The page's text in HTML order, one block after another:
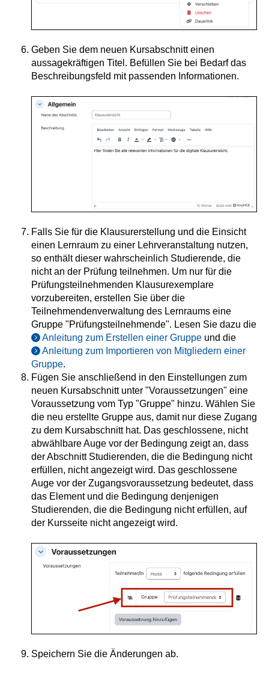
Geben Sie dem neuen Kursabschnitt einen
aussagekräftigen Titel. Befüllen Sie bei Bedarf das
Beschreibungsfeld mit passenden Informationen.
Falls Sie für die Klausurerstellung und die Einsicht
einen Lernraum zu einer Lehrveranstaltung nutzen,
so enthält dieser wahrscheinlich Studierende, die
nicht an der Prüfung teilnehmen. Um nur für die
Prüfungsteilnehmenden Klausurexemplare
vorzubereiten, erstellen Sie über die
Teilnehmendenverwaltung des Lernraums eine
Gruppe "Prüfungsteilnehmende". Lesen Sie dazu die
Anleitung zum Erstellen einer Gruppe und die
Anleitung zum Importieren von Mitgliedern einer
Gruppe.
Fügen Sie anschließend in den Einstellungen zum
neuen Kursabschnitt unter "Voraussetzungen" eine
Voraussetzung vom Typ "Gruppe" hinzu. Wählen Sie
die neu erstellte Gruppe aus, damit nur diese Zugang
zu dem Kursabschnitt hat. Das geschlossene, nicht
abwählbare Auge vor der Bedingung zeigt an, dass
der Abschnitt Studierenden, die die Bedingung nicht
erfüllen, nicht angezeigt wird. Das geschlossene
Auge vor der Zugangsvoraussetzung bedeutet, dass
das Element und die Bedingung denjenigen
Studierenden, die die Bedingung nicht erfüllen, auf
der Kursseite nicht angezeigt wird.
Speichern Sie die Änderungen ab.